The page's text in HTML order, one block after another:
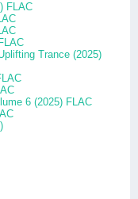
FLAC
Trance (2025)
6 (2025) FLAC